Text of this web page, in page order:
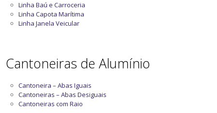
Linha Baú e Carroceria
Linha Capota Marítima
Linha Janela Veicular
Cantoneiras de Alumínio
Cantoneira – Abas Iguais
Cantoneiras – Abas Desiguais
Cantoneiras com Raio